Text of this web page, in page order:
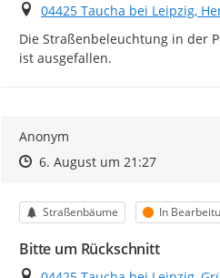
Ort
04425 Taucha bei Leipzig,
Die Straßenbeleuchtung in der
ist ausgefallen.
Anonym
Zeitpunkt des Erstellens
Zeitpunkt des Erstellens
6. August um 21:27Zur
Kategorie
Straßenbäume Status
In
Bitte um Rückschnitt